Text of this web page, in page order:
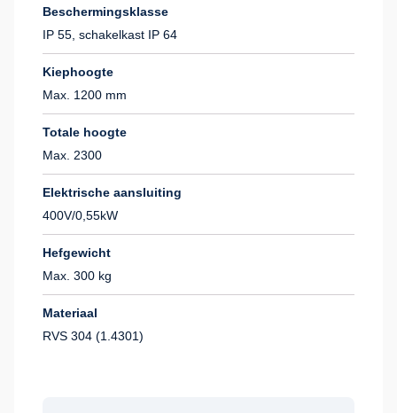
Beschermingsklasse
IP 55, schakelkast IP 64
Kiephoogte
Max. 1200 mm
Totale hoogte
Max. 2300
Elektrische aansluiting
400V/0,55kW
Hefgewicht
Max. 300 kg
Materiaal
RVS 304 (1.4301)